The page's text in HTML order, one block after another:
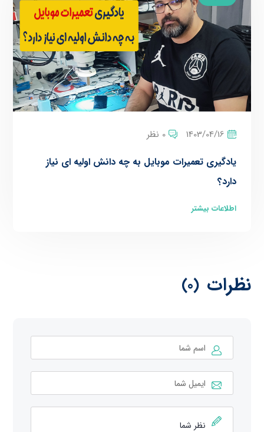
1403/04/16 0 نظر
یادگیری تعمیرات موبایل به چه دانش اولیه ای نیاز
دارد؟
اطلاعات بیشتر
نظرات (0)